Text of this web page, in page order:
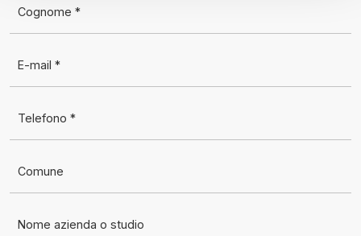
Cognome *
E-mail *
Telefono *
Comune
Nome azienda o studio